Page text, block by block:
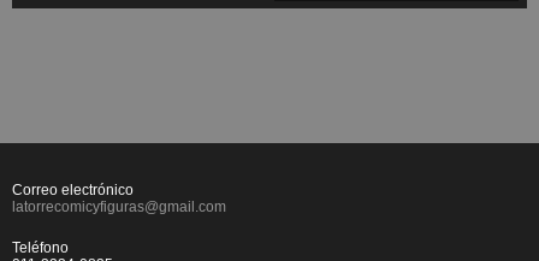
Correo electrónico
latorrecomicyfiguras@gmail.com
Teléfono